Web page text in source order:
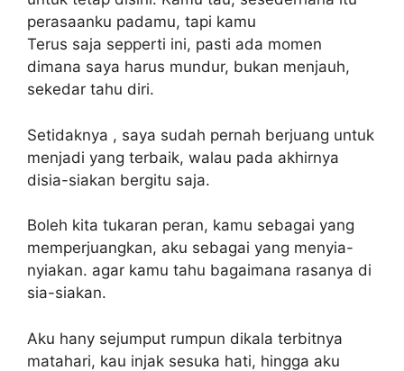
perasaanku padamu, tapi kamu
Terus saja sepperti ini, pasti ada momen
dimana saya harus mundur, bukan menjauh,
sekedar tahu diri.
Setidaknya , saya sudah pernah berjuang untuk
menjadi yang terbaik, walau pada akhirnya
disia-siakan bergitu saja.
Boleh kita tukaran peran, kamu sebagai yang
memperjuangkan, aku sebagai yang menyia-
nyiakan. agar kamu tahu bagaimana rasanya di
sia-siakan.
Aku hany sejumput rumpun dikala terbitnya
matahari, kau injak sesuka hati, hingga aku